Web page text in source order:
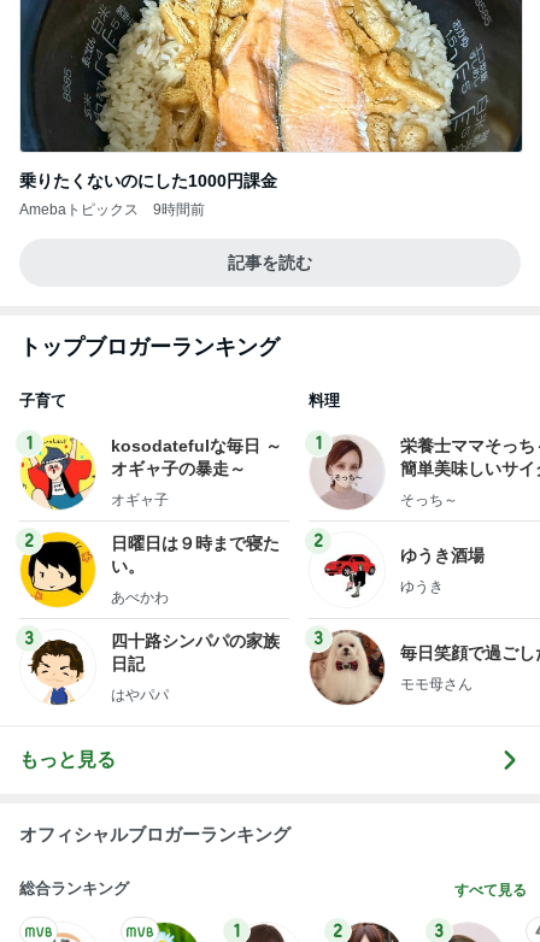
乗りたくないのにした1000円課金
Amebaトピックス 9時間前
記事を読む
トップブロガーランキング
子育て
1
kosodatefulな毎日 ～
オギャ子の暴走～
オギャ子
2
日曜日は９時まで寝た
い。
あべかわ
3
四十路シンパパの家族
日記
はやパパ
料理
1
栄養士ママそっち
簡単美味しいサイ
献立
そっち～
2
ゆうき酒場
ゆうき
3
毎日笑顔で過ごし
モモ母さん
もっと見る
オフィシャルブロガーランキング
総合ランキング すべて見る
1 2 3